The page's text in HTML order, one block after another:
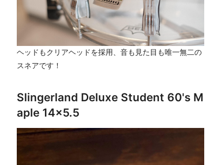
ヘッドもクリアヘッドを採用、音も見た目も唯一無二の
スネアです！
Slingerland Deluxe Student 60's M
aple 14×5.5